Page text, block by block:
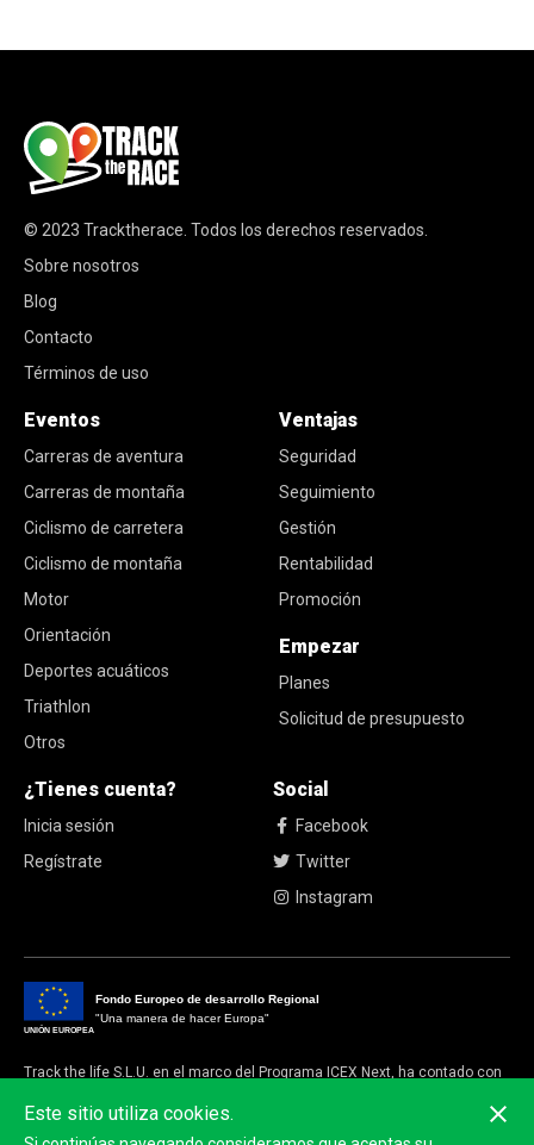
© 2023 Tracktherace Todos los derechos reservados.
Sobre nosotros
Blog
Contacto
Términos de uso
Eventos
Carreras de aventura
Carreras de montaña
Ciclismo de carretera
Ciclismo de montaña
Motor
Orientación
Deportes acuáticos
Triathlon
Otros
Ventajas
Seguridad
Seguimiento
Gestión
Rentabilidad
Promoción
Empezar
Planes
Solicitud de presupuesto
¿Tienes cuenta?
Inicia sesión
Regístrate
Social
Facebook
Twitter
Instagram
UNIÓN EUROPEA
Fondo Europeo de desarrollo Regional
"Una manera de hacer Europa"
Track the life S.L.U. en el marco del Programa ICEX Next, ha contado con
La finalidad de este apoyo es contribuir al desarrollo internacional de la
Este sitio utiliza cookies.